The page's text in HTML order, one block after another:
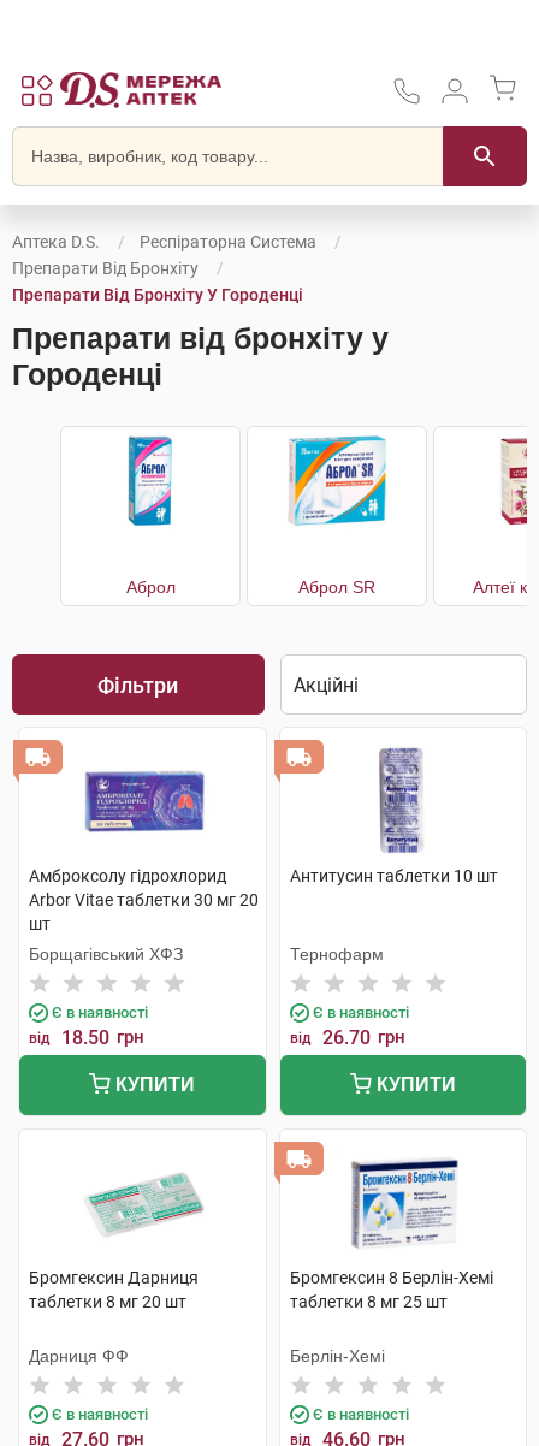
Аптека D.S.
Респіраторна Система
Препарати Від Бронхіту
Препарати Від Бронхіту У Городенці
Препарати від бронхіту у
Городенці
Аброл Аброл SR Алтеї
Фільтри
Амброксолу гідрохлорид
Arbor Vitae таблетки 30 мг 20
шт
Борщагівський ХФЗ
Є в наявності
від 18.50 грн
КУПИТИ
Антитусин таблетки 10 шт
Тернофарм
Є в наявності
від 26.70 грн
КУПИТИ
Бромгексин Дарниця
таблетки 8 мг 20 шт
Дарниця ФФ
Є в наявності
від 27.60 грн
Бромгексин 8 Берлін-Хемі
таблетки 8 мг 25 шт
Берлін-Хемі
Є в наявності
від 46.60 грн